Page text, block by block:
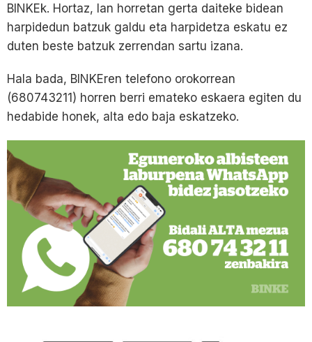
BINKEk. Hortaz, lan horretan gerta daiteke bidean
harpidedun batzuk galdu eta harpidetza eskatu ez
duten beste batzuk zerrendan sartu izana.
Hala bada, BINKEren telefono orokorrean
(680743211) horren berri emateko eskaera egiten du
hedabide honek, alta edo baja eskatzeko.